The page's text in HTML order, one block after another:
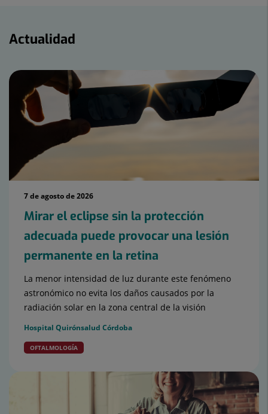
Actualidad
7 de agosto de 2026
Mirar el eclipse sin la protección
adecuada puede provocar una lesión
permanente en la retina
La menor intensidad de luz durante este fenómeno
astronómico no evita los daños causados por la
radiación solar en la zona central de la visión
Hospital Quirónsalud Córdoba
OFTALMOLOGÍA